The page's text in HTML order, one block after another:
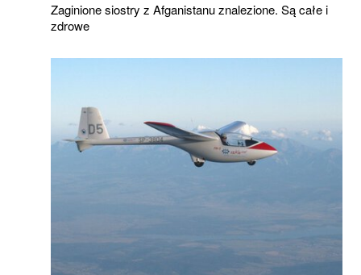
Zaginione siostry z Afganistanu znalezione. Są całe i
zdrowe